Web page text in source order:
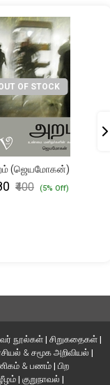
OF STOCK
(ஜெயமோகன்)
₹400 (5% Off)
நூல்கள் | சிறுகதைகள் |
& சமூக அறிவியல் |
& பணம் | பிற
| குறுநாவல் |